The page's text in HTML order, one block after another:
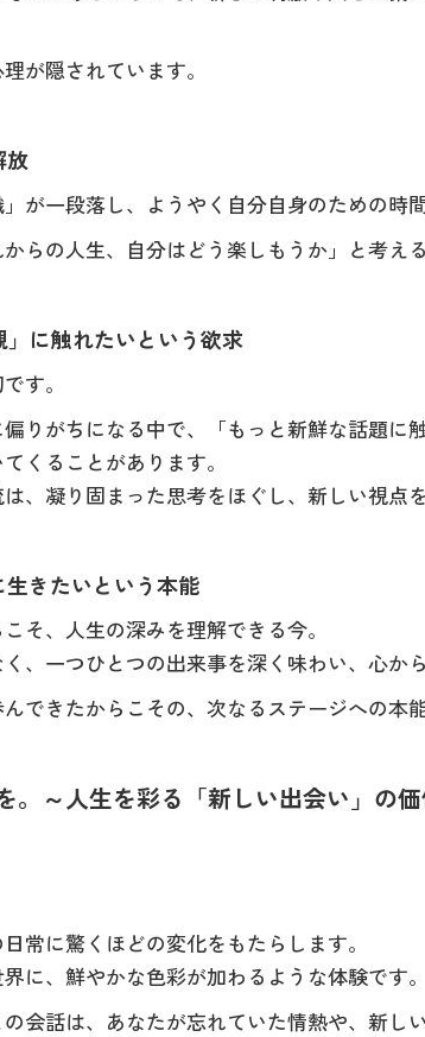
が隠されています。
放
が一段落し、ようやく自分自身のための時
らの人生、自分はどう楽しもうか」と考え
に触れたいという欲求
す。
りがちになる中で、「もっと新鮮な話題に
くることがあります。
、凝り固まった思考をほぐし、新しい視点
きたいという本能
そ、人生の深みを理解できる今。
、一つひとつの出来事を深く味わい、心か
できたからこその、次なるステージへの本
。～人生を彩る「新しい出会い」の価
常に驚くほどの変化をもたらします。
に、鮮やかな色彩が加わるような体験です。
会話は、あなたが忘れていた情熱や、新し